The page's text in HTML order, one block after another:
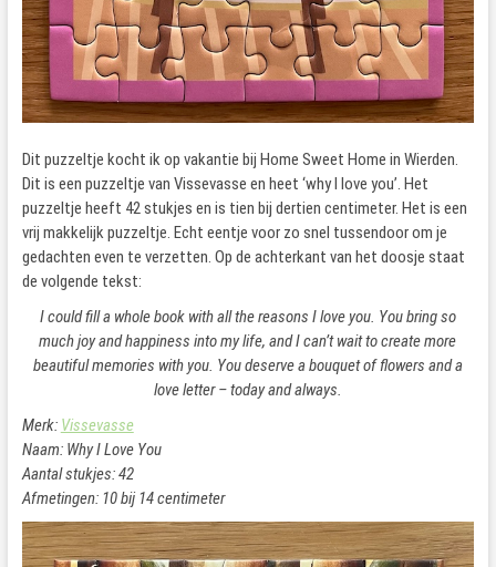
Dit puzzeltje kocht ik op vakantie bij Home Sweet Home in Wierden.
Dit is een puzzeltje van Vissevasse en heet ‘why I love you’. Het
puzzeltje heeft 42 stukjes en is tien bij dertien centimeter. Het is een
vrij makkelijk puzzeltje. Echt eentje voor zo snel tussendoor om je
gedachten even te verzetten. Op de achterkant van het doosje staat
de volgende tekst:
I could fill a whole book with all the reasons I love you. You bring so
much joy and happiness into my life, and I can’t wait to create more
beautiful memories with you. You deserve a bouquet of flowers and a
love letter – today and always.
Merk: Vissevasse
Naam: Why I Love You
Aantal stukjes: 42
Afmetingen: 10 bij 14 centimeter